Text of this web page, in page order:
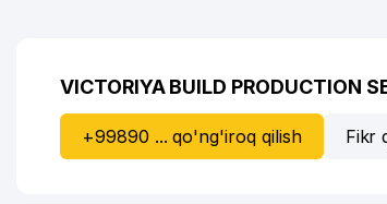
VICTORIYA BUILD PRODUCTION
+99890 ... qo'ng'iroq qilish Fikr